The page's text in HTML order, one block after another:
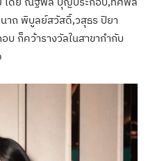
ถ พิบูลย์สวัสดิ์,วสุธร ปิยา
ก็คว้ารางวัลในสาขากำกับ